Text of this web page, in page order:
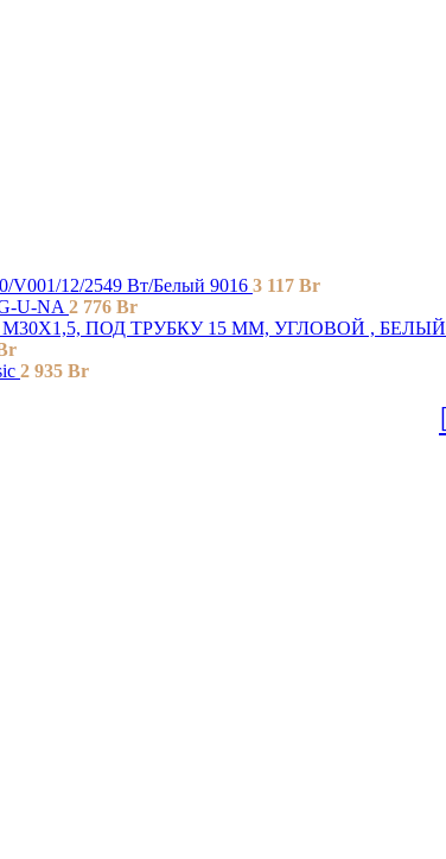
12/2549 Вт/Белый 9016 3 117 Br
U-NA 2 776 Br
ПОД ТРУБКУ 15 ММ, УГЛОВОЙ , БЕЛЫЙ
2 935 Br